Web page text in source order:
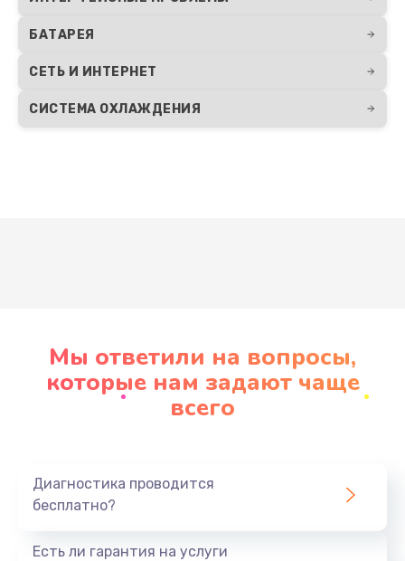
БАТАРЕЯ
СЕТЬ И ИНТЕРНЕТ
СИСТЕМА ОХЛАЖДЕНИЯ
Мы ответили на вопросы,
которые нам задают чаще
всего
Диагностика проводится
бесплатно?
Есть ли гарантия на услуги